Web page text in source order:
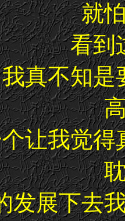
就
看到
我真不知是
让我觉
发展下去